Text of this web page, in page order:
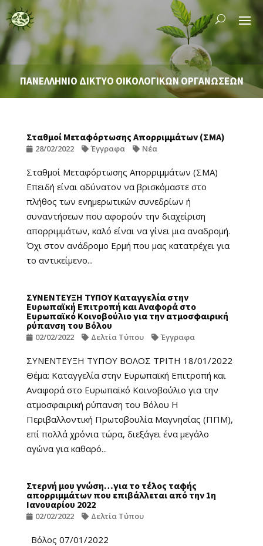
ΠΑΝΕΛΛΗΝΙΟ ΔΙΚΤΥΟ ΟΙΚΟΛΟΓΙΚΩΝ ΟΡΓΑΝΩΣΕΩΝ
Σταθμοί Μεταφόρτωσης Απορριμμάτων (ΣΜΑ)
28/02/2022 Έγγραφα Νέα
Σταθμοί Μεταφόρτωσης Απορριμμάτων (ΣΜΑ)
Επειδή είναι αδύνατον να βρισκόμαστε στο
πλήθος των ενημερωτικών συνεδρίων ή
συναντήσεων που αφορούν την διαχείριση
απορριμμάτων, καλό είναι να γίνει μια αναδρομή.
Όχι στον ανάδρομο Ερμή που μας κατατρέχει για
το αντικείμενο...
ΣΥΝΕΝΤΕΥΞΗ ΤΥΠΟΥ Καταγγελία στην
Ευρωπαϊκή Επιτροπή και Αναφορά στο
Ευρωπαϊκό Κοινοβούλιο για την ατμοσφαιρική
ρύπανση του Βόλου
02/02/2022 Δελτία Τύπου Έγγραφα
ΣΥΝΕΝΤΕΥΞΗ ΤΥΠΟΥ ΒΟΛΟΣ ΤΡΙΤΗ 18/01/2022
Θέμα: Καταγγελία στην Ευρωπαϊκή Επιτροπή και
Αναφορά στο Ευρωπαϊκό Κοινοβούλιο για την
ατμοσφαιρική ρύπανση του Βόλου Η
Περιβαλλοντική Πρωτοβουλία Μαγνησίας (ΠΠΜ),
επί πολλά χρόνια τώρα, διεξάγει ένα μεγάλο
αγώνα για καθαρό...
Στερνή μου γνώση…για το τέλος ταφής
απορριμμάτων που επιβάλλεται από την 1η
Ιανουαρίου 2022
02/02/2022 Δελτία Τύπου
Βόλος 07/01/2022